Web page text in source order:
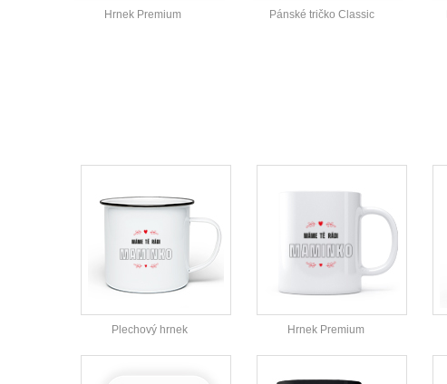
Hrnek Premium Pánské tričko Classic
Plechový hrnek Hrnek Premium